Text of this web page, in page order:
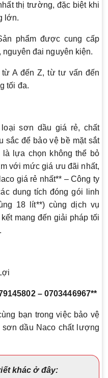
thị trường, đặc biệt khi
lớn.
phẩm được cung cấp
đai nguyên kiện.
A đến Z, từ tư vấn đến
tối đa.
sơn dầu giá rẻ, chất
sắc để bảo vệ bề mặt sắt
là lựa chọn không thể bỏ
với mức giá ưu đãi nhất,
giá rẻ nhất** – Công ty
dung tích đóng gói linh
18 lít**) cùng dịch vụ
mang đến giải pháp tối
– 0703446967**
bạn trong việc bảo vệ
dầu Naco chất lượng
khác ở đây: